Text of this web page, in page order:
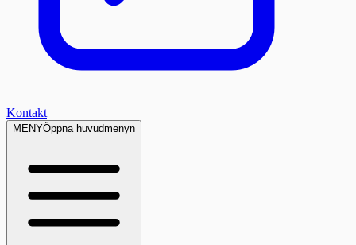
Kontakt
MENYÖppna huvudmenyn